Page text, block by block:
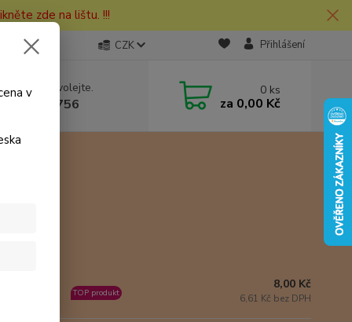
zde na lištu. !!!
CZK Přihlášení
rady? Zavolejte.
730 127 756
0 ks
za 0,00 Kč
TOP produkt
8,00 Kč
6,61 Kč bez DPH
v